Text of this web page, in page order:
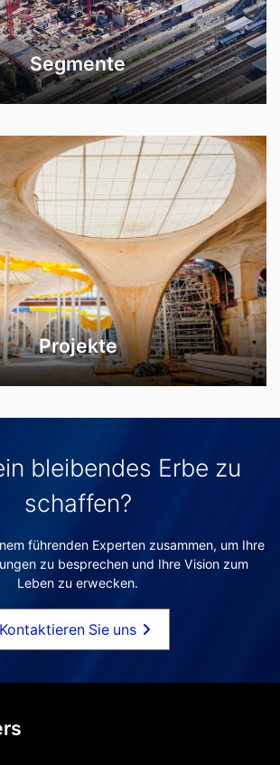
Segmente
Projekte
bleibendes Erbe zu
schaffen?
führenden Experten zusammen, um Ihre
zu besprechen und Ihre Vision zum
Leben zu erwecken.
Kontaktieren Sie uns